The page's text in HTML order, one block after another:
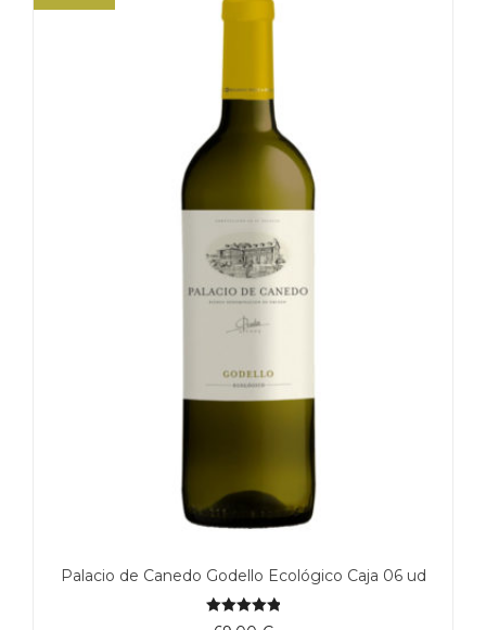
Palacio de Canedo Godello Ecológico Caja 06 ud
5.00de 5